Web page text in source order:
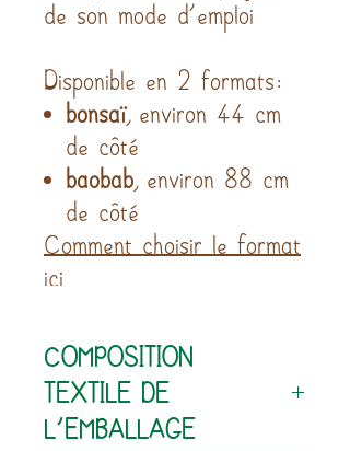
de son mode d’emploi
Disponible en 2 formats:
bonsaï, environ 44 cm
de côté
baobab , environ 88 cm
de côté
Comment choisir le format
COMPOSITION
TEXTILE DE
L'EMBALLAGE